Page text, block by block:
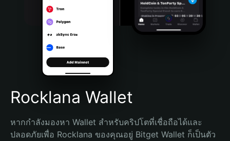
Português (Brasil)
Español (Argentina)
Rocklana Wallet
หากกำลังมองหา Wallet สำหรับคริปโตที่เชื่อถือได้และ
ปลอดภัยเพื่อ Rocklana ของคุณอยู่ Bitget Wallet ก็เป็นตัว